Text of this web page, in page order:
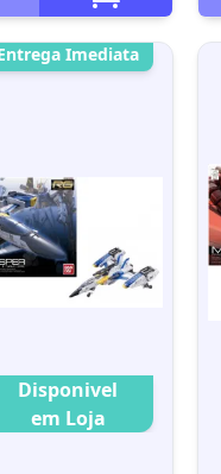
Imediata
Disponivel
em Loja